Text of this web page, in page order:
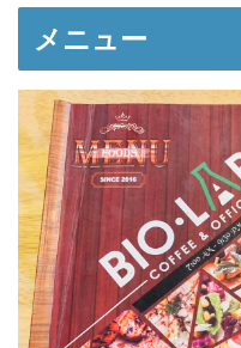
メニュー